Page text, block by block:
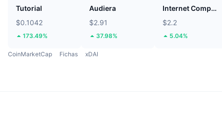
Tutorial
$0.1042
173.49%
Audiera
$2.91
37.98%
Internet Computer
$2.2
5.04%
CoinMarketCap Fichas xDAI